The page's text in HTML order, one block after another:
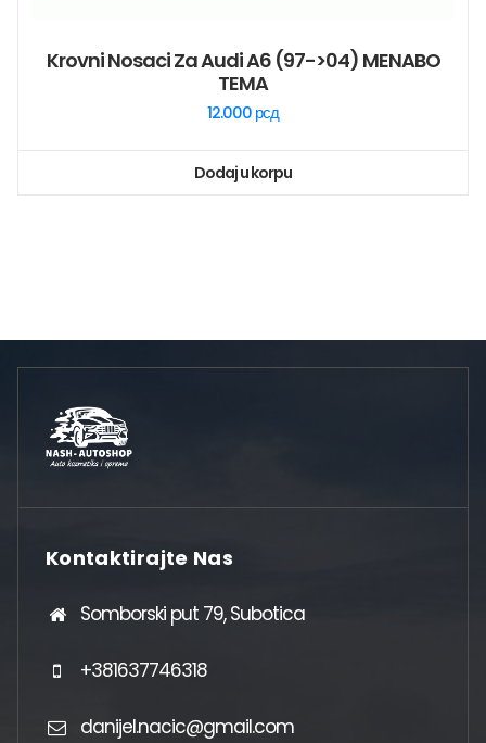
Krovni Nosaci Za Audi A6 (97->04) MENABO
TEMA
12.000 рсд
Dodaj u korpu
Kontaktirajte Nas
Somborski put 79, Subotica
+381637746318
danijel.nacic@gmail.com